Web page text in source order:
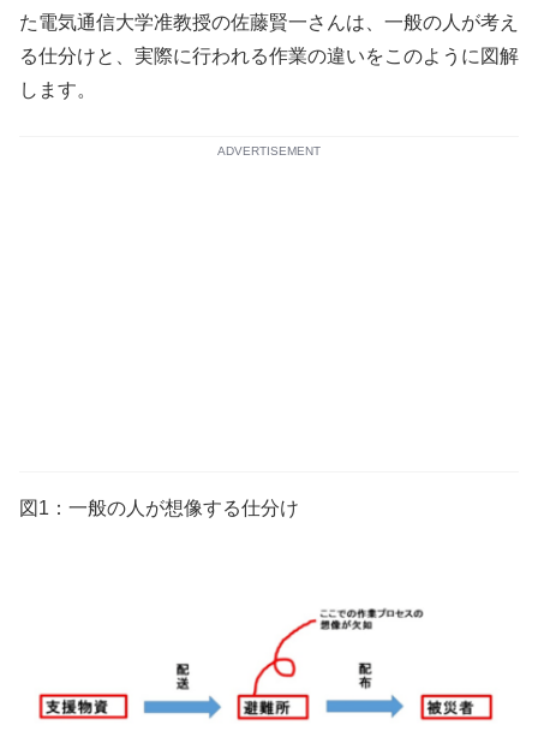
た電気通信大学准教授の佐藤賢一さんは、一般の人が考え
る仕分けと、実際に行われる作業の違いをこのように図解
します。
ADVERTISEMENT
図1：一般の人が想像する仕分け